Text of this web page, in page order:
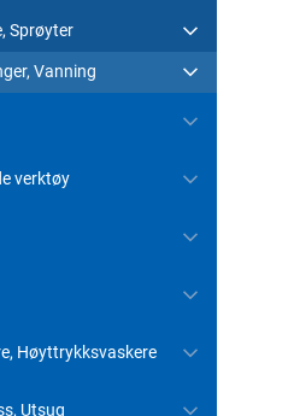
Sprøyter
Vanning
verktøy
Høyttrykksvaskere
Utsug